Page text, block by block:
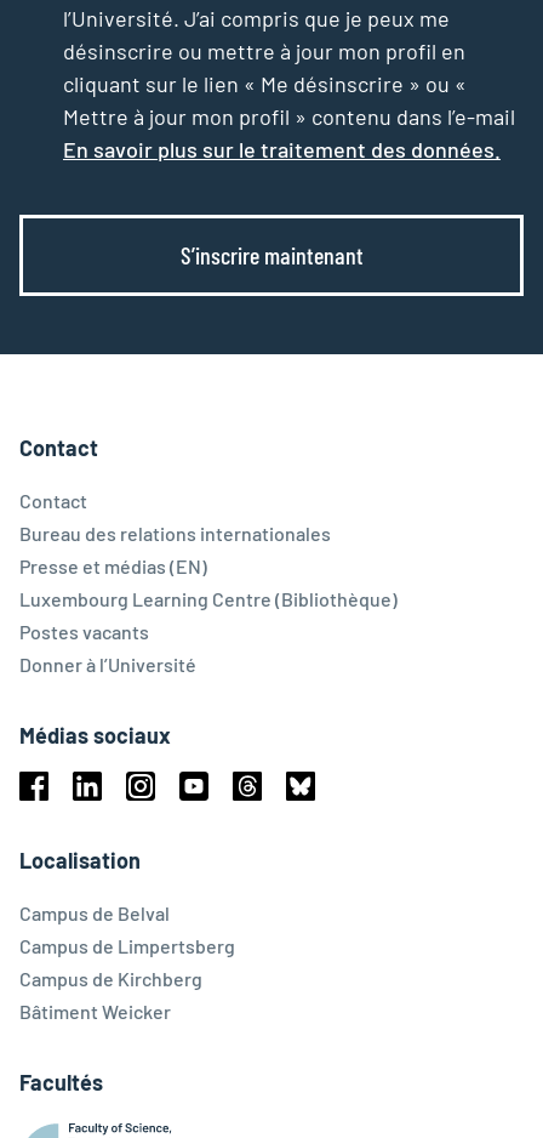
l’Université. J’ai compris que je peux me
désinscrire ou mettre à jour mon profil en
cliquant sur le lien « Me désinscrire » ou «
Mettre à jour mon profil » contenu dans l’e-mail
En savoir plus sur le traitement des données.
S’inscrire maintenant
Contact
Contact
Bureau des relations internationales
Presse et médias (EN)
Luxembourg Learning Centre (Bibliothèque)
Postes vacants
Donner à l’Université
Médias sociaux
Localisation
Campus de Belval
Campus de Limpertsberg
Campus de Kirchberg
Bâtiment Weicker
Facultés